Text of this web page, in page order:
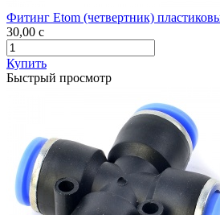
Фитинг Etom (четвертник)
30,00 c
Купить
Быстрый просмотр